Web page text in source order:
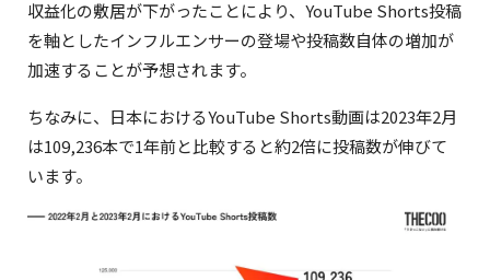
収益化の敷居が下がったことにより、YouTube Shorts投稿
を軸としたインフルエンサーの登場や投稿数自体の増加が
加速することが予想されます。
ちなみに、日本におけるYouTube Shorts動画は2023年2月
は109,236本で1年前と比較すると約2倍に投稿数が伸びて
います。